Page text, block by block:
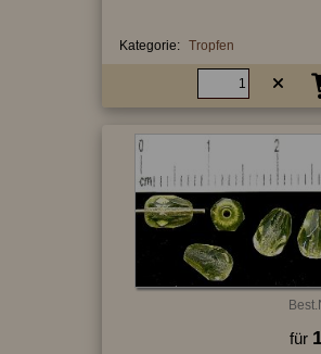
Kategorie: Tropfen
für